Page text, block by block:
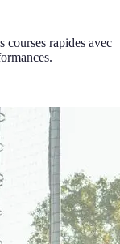
courses rapides avec